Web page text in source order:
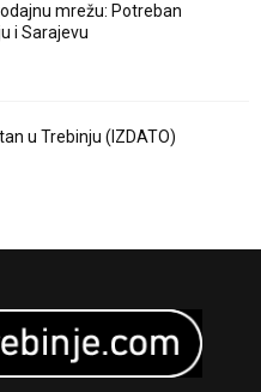
mrežu: Potreban
i Sarajevu
u Trebinju (IZDATO)